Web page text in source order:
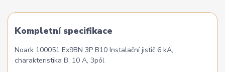
Kompletní specifikace
Noark 100051 Ex9BN 3P B10 Instalační jistič 6 kA,
charakteristika B, 10 A, 3pól